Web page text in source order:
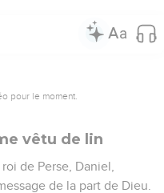
pour le moment.
vêtu de lin
de Perse, Daniel,
de la part de Dieu.